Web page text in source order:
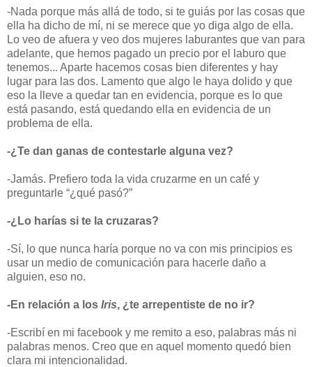
-Nada porque más allá de todo, si te guiás por las cosas que
ella ha dicho de mí, ni se merece que yo diga algo de ella.
Lo veo de afuera y veo dos mujeres laburantes que van para
adelante, que hemos pagado un precio por el laburo que
tenemos... Aparte hacemos cosas bien diferentes y hay
lugar para las dos. Lamento que algo le haya dolido y que
eso la lleve a quedar tan en evidencia, porque es lo que
está pasando, está quedando ella en evidencia de un
problema de ella.
-¿Te dan ganas de contestarle alguna vez?
-Jamás. Prefiero toda la vida cruzarme en un café y
preguntarle “¿qué pasó?”
-¿Lo harías si te la cruzaras?
-Sí, lo que nunca haría porque no va con mis principios es
usar un medio de comunicación para hacerle daño a
alguien, eso no.
-En relación a los Iris, ¿te arrepentiste de no ir?
-Escribí en mi facebook y me remito a eso, palabras más ni
palabras menos. Creo que en aquel momento quedó bien
clara mi intencionalidad.